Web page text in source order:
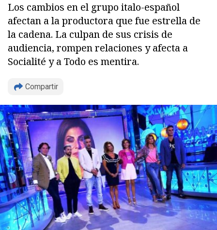
Los cambios en el grupo italo-español
afectan a la productora que fue estrella de
la cadena. La culpan de sus crisis de
audiencia, rompen relaciones y afecta a
Socialité y a Todo es mentira.
Compartir
Copiar